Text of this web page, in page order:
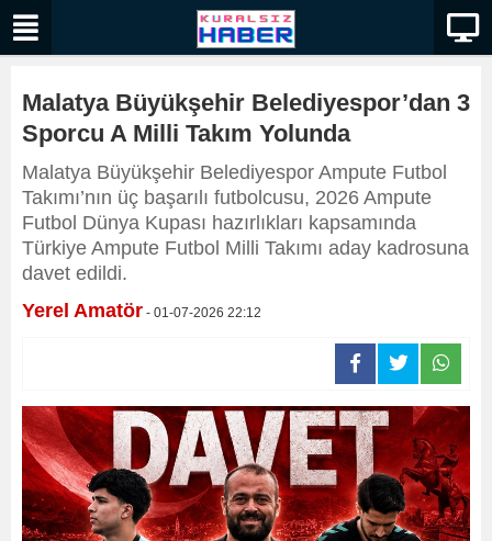
Malatya Büyükşehir Belediyespor’dan 3
Sporcu A Milli Takım Yolunda
Malatya Büyükşehir Belediyespor Ampute Futbol
Takımı’nın üç başarılı futbolcusu, 2026 Ampute
Futbol Dünya Kupası hazırlıkları kapsamında
Türkiye Ampute Futbol Milli Takımı aday kadrosuna
davet edildi.
Yerel Amatör - 01-07-2026 22:12